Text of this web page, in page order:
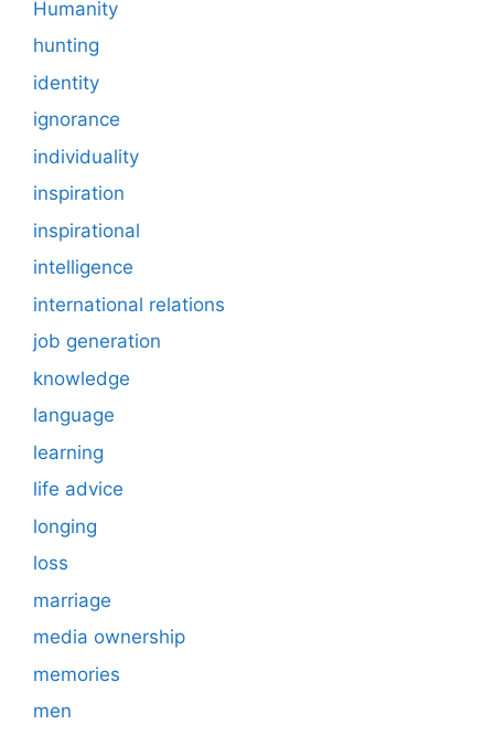
Humanity
hunting
identity
ignorance
individuality
inspiration
inspirational
intelligence
international relations
job generation
knowledge
language
learning
life advice
longing
loss
marriage
media ownership
memories
men